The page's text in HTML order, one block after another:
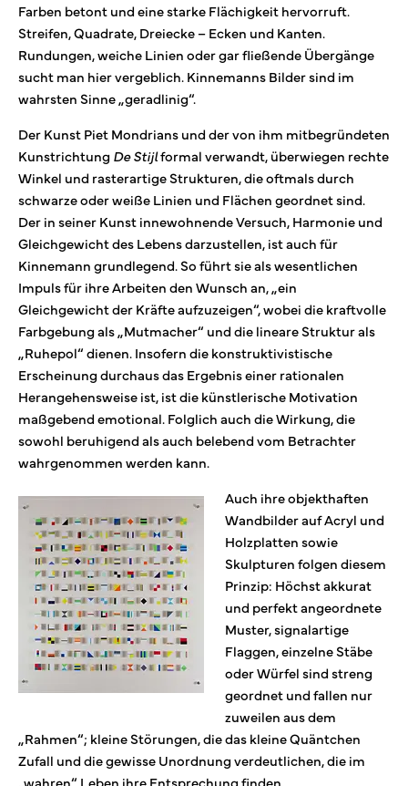
Farben betont und eine starke Flächigkeit hervorruft.
Streifen, Quadrate, Dreiecke – Ecken und Kanten.
Rundungen, weiche Linien oder gar fließende Übergänge
sucht man hier vergeblich. Kinnemanns Bilder sind im
wahrsten Sinne „geradlinig“.
Der Kunst Piet Mondrians und der von ihm mitbegründeten
KunstrichtungDe Stijlformal verwandt, überwiegen rechte
Winkel und rasterartige Strukturen, die oftmals durch
schwarze oder weiße Linien und Flächen geordnet sind.
Der in seiner Kunst innewohnende Versuch, Harmonie und
Gleichgewicht des Lebens darzustellen, ist auch für
Kinnemann grundlegend. So führt sie als wesentlichen
Impuls für ihre Arbeiten den Wunsch an, „ein
Gleichgewicht der Kräfte aufzuzeigen“, wobei die kraftvolle
Farbgebung als „Mutmacher“ und die lineare Struktur als
„Ruhepol“ dienen. Insofern die konstruktivistische
Erscheinung durchaus das Ergebnis einer rationalen
Herangehensweise ist, ist die künstlerische Motivation
maßgebend emotional. Folglich auch die Wirkung, die
sowohl beruhigend als auch belebend vom Betrachter
wahrgenommen werden kann.
Auch ihre objekthaften
Wandbilder auf Acryl und
Holzplatten sowie
Skulpturen folgen diesem
Prinzip: Höchst akkurat
und perfekt angeordnete
Muster, signalartige
Flaggen, einzelne Stäbe
oder Würfel sind streng
geordnet und fallen nur
zuweilen aus dem
„Rahmen“; kleine Störungen, die das kleine Quäntchen
Zufall und die gewisse Unordnung verdeutlichen, die im
„wahren“ Leben ihre Entsprechung finden.